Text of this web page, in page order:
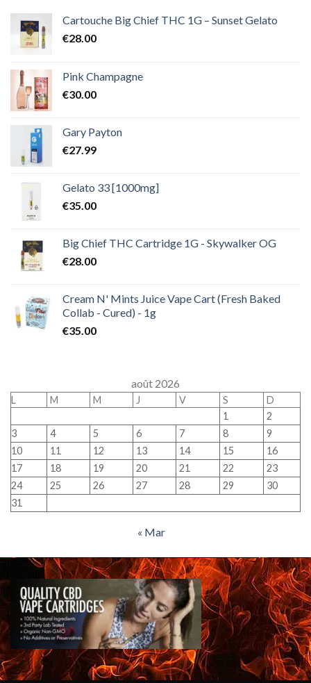
€2,000.00
Cartouche Big Chief THC 1G – Sunset Gelato
€28.00
Pink Champagne
€30.00
Gary Payton
€27.99
Gelato 33 [1000mg]
€35.00
Big Chief THC Cartridge 1G - Skywalker OG
€28.00
Cream N' Mints Juice Vape Cart (Fresh Baked
Collab - Cured) - 1g
€35.00
août 2026
L M M J V S
D
1
2
3
4 5 6 7 8
9
10
11 12 13 14 15
16
17
18 19 20 21 22
23
24
25 26 27 28 29
30
31
« Mar